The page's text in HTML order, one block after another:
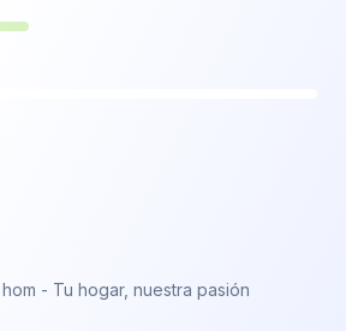
- Tu hogar, nuestra pasión